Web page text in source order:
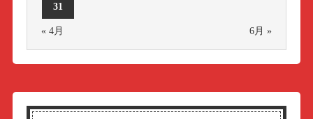
31
« 4月 6月 »